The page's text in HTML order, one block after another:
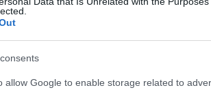
allow Google to enable storage related to